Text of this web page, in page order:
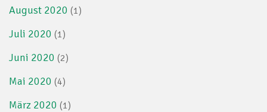
August 2020 (1)
Juli 2020 (1)
Juni 2020 (2)
Mai 2020 (4)
März 2020 (1)